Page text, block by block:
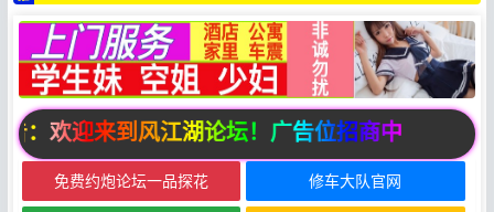
：欢迎来到风江湖论坛！广告位招商中
免费约炮论坛一品探花 修车大队官网